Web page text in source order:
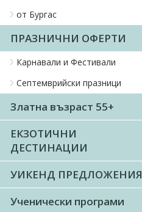
от Бургас
ПРАЗНИЧНИ ОФЕРТИ
Карнавали и Фестивали
Септемврийски празници
Златна възраст 55+
ЕКЗОТИЧНИ
ДЕСТИНАЦИИ
УИКЕНД ПРЕДЛОЖЕНИЯ
Ученически програми